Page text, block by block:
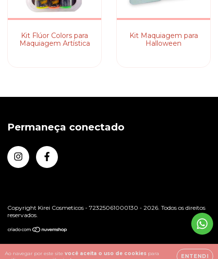
Ao navegar por este site você aceita o uso de cookies para
ENTENDI
Kit Flúor Colors para
Maquiagem Artística
Kit Maquiagem para
Halloween
Permaneça conectado
Copyright Kirei Cosmeticos - 72325061000130 - 2026. Todos os direitos
reservados.